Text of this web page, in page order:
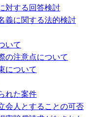
対する回答検討
義に関する法的検討
いて
の注意点について
について
れた案件
会人とすることの可否